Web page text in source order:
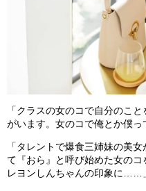
「クラスの女のコで自分のこ
がいます。女のコで俺とか僕っ
「タレントで爆食三姉妹の美
て『おら』と呼び始めた女の
レヨンしんちゃんの印象に……